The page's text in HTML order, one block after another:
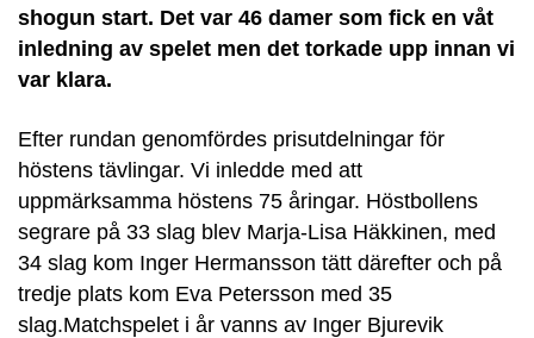
shogun start. Det var 46 damer som fick en våt
inledning av spelet men det torkade upp innan vi
var klara.
Efter rundan genomfördes prisutdelningar för
höstens tävlingar. Vi inledde med att
uppmärksamma höstens 75 åringar. Höstbollens
segrare på 33 slag blev Marja-Lisa Häkkinen, med
34 slag kom Inger Hermansson tätt därefter och på
tredje plats kom Eva Petersson med 35
slag.Matchspelet i år vanns av Inger Bjurevik